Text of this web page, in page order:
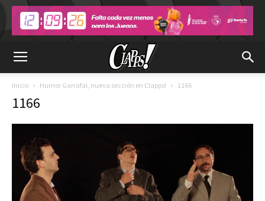
Inicio Humor Garrafal, nueva sección en Clapps! 1166
1166